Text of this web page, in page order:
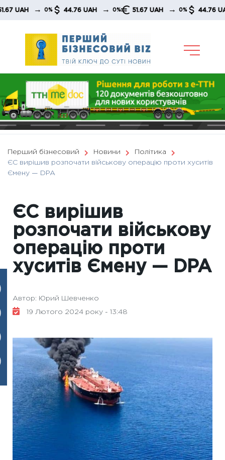
Skip
→ 0% 44.76 UAH → 0% 51.67 UAH → 0% 44.76 UAH →
Перший бізнесовий Новини
Політика
ЄС вирішив розпочати військову операцію проти хуситів
Ємену — DPA
ЄС вирішив
розпочати військову
операцію проти
хуситів Ємену — DPA
Автор: Юрий Шевченко
19 Лютого 2024 року - 13:48